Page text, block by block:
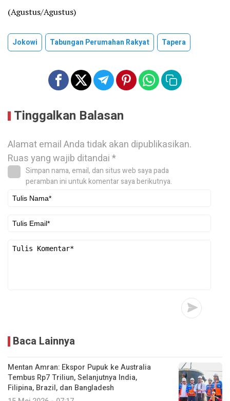
(Agustus/Agustus)
Jokowi Tabungan Perumahan Rakyat Tapera
Tinggalkan Balasan
Alamat email Anda tidak akan dipublikasikan.
Ruas yang wajib ditandai*
Simpan nama, email, dan situs web saya pada
peramban ini untuk komentar saya berikutnya.
Baca Lainnya
Mentan Amran: Ekspor Pupuk ke Australia
Tembus Rp7 Triliun, Selanjutnya India,
Filipina, Brazil, dan Bangladesh